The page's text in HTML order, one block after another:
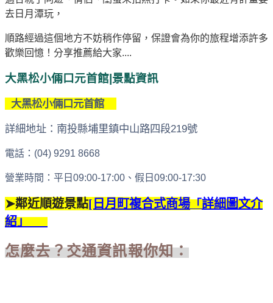
去日月潭玩，
順路經過這個地方不妨稍作停留，保證會為你的旅程增添許多
歡樂回憶！分享推薦給大家....
大黑松小倆口元首館|景點資訊
大黑松小倆口元首館
詳細地址：南投縣埔里鎮中山路四段219號
電話：(04) 9291 8668
營業時間：平日09:00-17:00、假日09:00-17:30
➤鄰近順遊景點[日月町複合式商場 「詳細圖文介
紹」
怎麼去？交通資訊報你知：